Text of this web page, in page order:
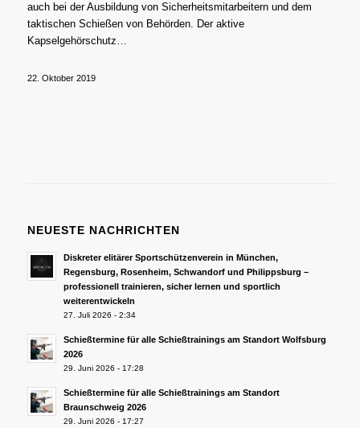
auch bei der Ausbildung von Sicherheitsmitarbeitern und dem
taktischen Schießen von Behörden. Der aktive
Kapselgehörschutz…
22. Oktober 2019
NEUESTE NACHRICHTEN
Diskreter elitärer Sportschützenverein in München,
Regensburg, Rosenheim, Schwandorf und Philippsburg –
professionell trainieren, sicher lernen und sportlich
weiterentwickeln
27. Juli 2026 - 2:34
Schießtermine für alle Schießtrainings am Standort Wolfsburg
2026
29. Juni 2026 - 17:28
Schießtermine für alle Schießtrainings am Standort
Braunschweig 2026
29. Juni 2026 - 17:27